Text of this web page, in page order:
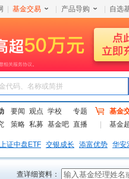
基金交易 产品导购 自选
代码、名称或简拼
要闻 观点 学校
专题
策略 私募 基金吧 直播
基金
基金
上证中盘ETF 交银成长 添富优势 华安
查详细资料：